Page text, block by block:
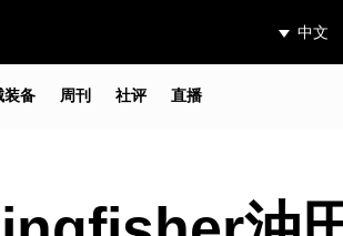
中文
装备 周刊 社评 直播